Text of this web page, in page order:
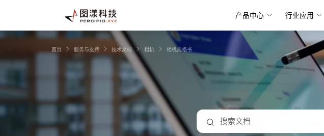
产品中心 行业应用
首页 服务与支持 技术文档 相机 相机规格书